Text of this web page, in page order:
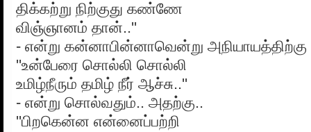
திக்கற்று நிற்குது கண்ணே
விஞ்ஞானம் தான்..''
- என்று கன்னாபின்னாவென்று அநியாயத்திற்கு
''உன்பேரை சொல்லி சொல்லி
உமிழ்நீரும் தமிழ் நீர் ஆச்சு..''
- என்று சொல்வதும்.. அதற்கு..
''பிறகென்ன என்னைப்பற்றி